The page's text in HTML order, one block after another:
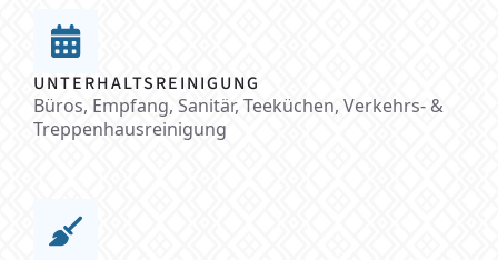
UNTERHALTSREINIGUNG
Büros, Empfang, Sanitär, Teeküchen, Verkehrs- &
Treppenhausreinigung